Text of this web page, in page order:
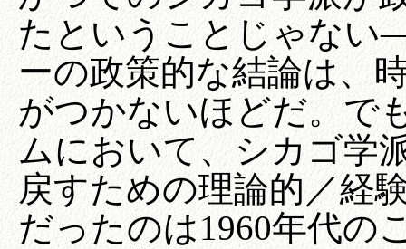
たということじゃな
ーの政策的な結論は、
がつかないほどだ。で
ムにおいて、シカゴ学
戻すための理論的／経
だったのは1960年代の